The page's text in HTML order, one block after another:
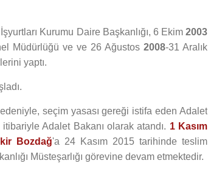
Kurumu Daire Başkanlığı, 6 Ekim2003
Müdürlüğü ve ve 26 Ağustos 2008-31 Aralık
yaptı.
seçim yasası gereği istifa eden Adalet
itibariyle Adalet Bakanı olarak atandı. 1 Kasım
Bozdağ'a 24 Kasım 2015 tarihinde teslim
Müsteşarlığı görevine devam etmektedir.